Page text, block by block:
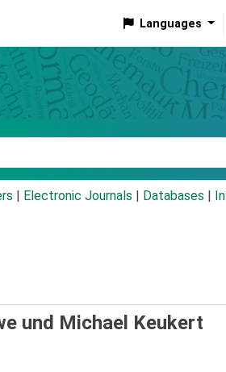
Languages
Electronic Journals Databases
und Michael Keukert